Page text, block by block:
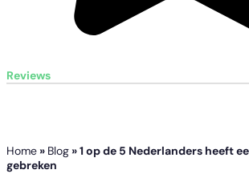
Reviews
Home » Blog »1 op de 5 Nederlanders heeft
gebreken